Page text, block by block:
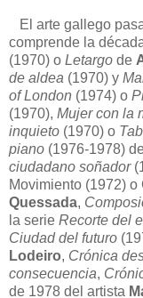
El arte gallego
comprende la
(1970) o Letargo de
de aldea (1970) y
of London (1974) o
(1970), Mujer con la
inquieto (1970) o
piano (1976-1978)
ciudadano soñador
Movimiento (1972)
Quessada,
la serie Recorte del
Ciudad del futuro
Lodeiro, Crónica
consecuencia,
de 1978 del artista